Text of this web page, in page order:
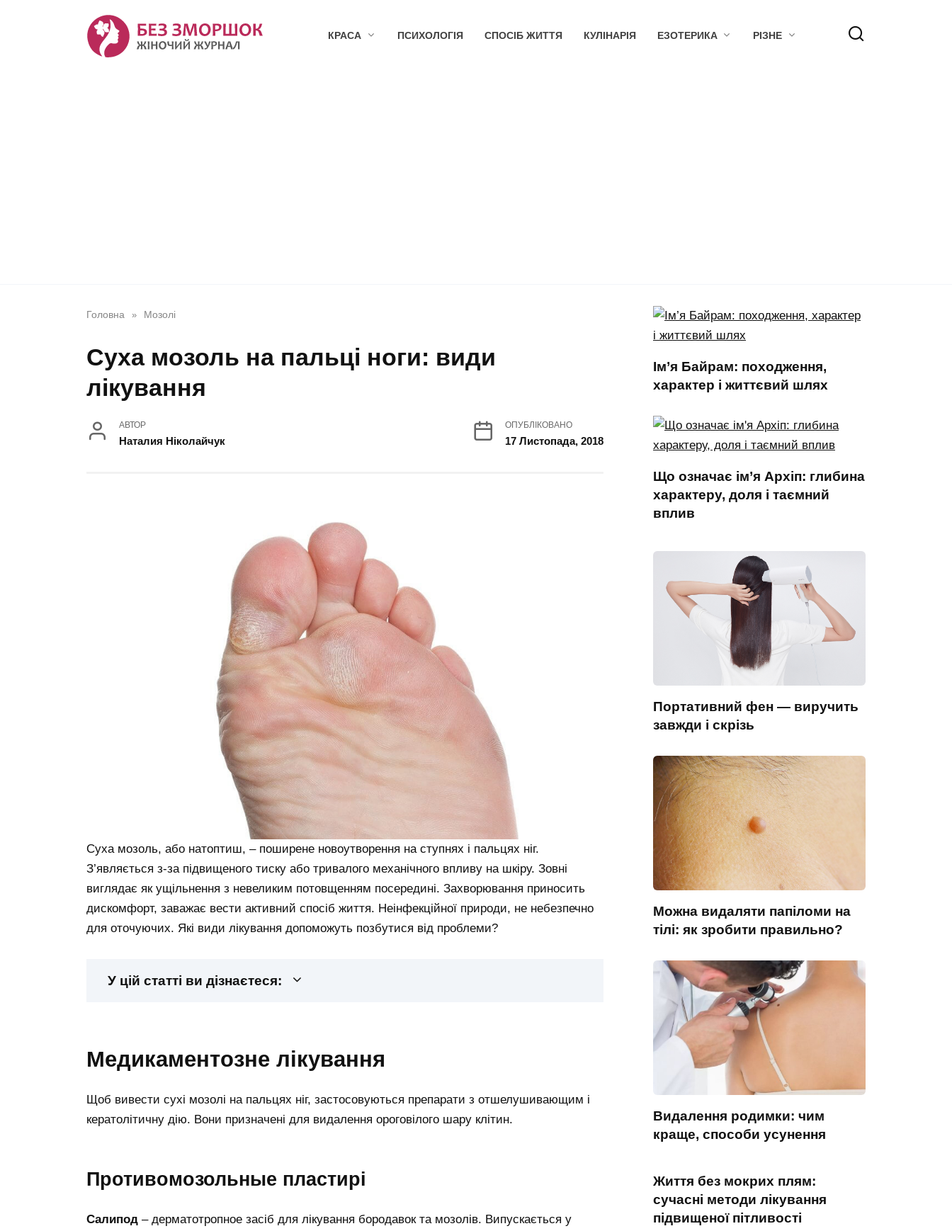
КРАСА ПСИХОЛОГІЯ СПОСІБ ЖИТТЯ КУЛІНАРІЯ ЕЗОТЕРИКА РІЗНЕ
Головна » Мозолі
Суха мозоль на пальці ноги: види
лікування
АВТОР
Наталия Ніколайчук
ОПУБЛІКОВАНО
17 Листопада, 2018
Суха мозоль, або натоптиш, – поширене новоутворення на ступнях і пальцях ніг.
З’являється з-за підвищеного тиску або тривалого механічного впливу на шкіру. Зовні
виглядає як ущільнення з невеликим потовщенням посередині. Захворювання приносить
дискомфорт, заважає вести активний спосіб життя. Неінфекційної природи, не небезпечно
для оточуючих. Які види лікування допоможуть позбутися від проблеми?
У цій статті ви дізнаєтеся:
медикаментозне лікування
Щоб вивести сухі мозолі на пальцях ніг, застосовуються препарати з отшелушивающим і
кератолітичну дію. Вони призначені для видалення ороговілого шару клітин.
противомозольные пластирі
Салипод – дерматотропное засіб для лікування бородавок та мозолів. Випускається у
Ім’я Байрам: походження,
характер і життєвий шлях
Що означає ім’я Архіп: глибина
характеру, доля і таємний
вплив
Портативний фен — виручить
завжди і скрізь
Можна видаляти папіломи на
тілі: як зробити правильно?
Видалення родимки: чим
краще, способи усунення
Життя без мокрих плям:
сучасні методи лікування
підвищеної пітливості